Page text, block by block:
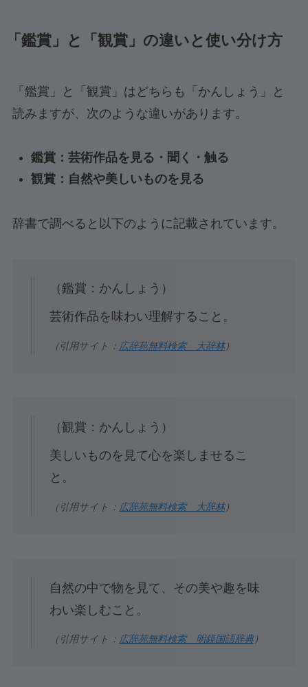
「鑑賞」と「観賞」の違いと使い分け方
「鑑賞」と「観賞」はどちらも「かんしょう」と
読みますが、次のような違いがあります。
鑑賞：芸術作品を見る・聞く・触る
観賞：自然や美しいものを見る
辞書で調べると以下のように記載されています。
（鑑賞：かんしょう）
芸術作品を味わい理解すること。
（引用サイト： 広辞苑無料検索 大辞林）
（観賞：かんしょう）
美しいものを見て心を楽しませるこ
と。
（引用サイト： 広辞苑無料検索 大辞林）
自然の中で物を見て、その美や趣を味
わい楽しむこと。
（引用サイト： 広辞苑無料検索 明鏡国語辞典）